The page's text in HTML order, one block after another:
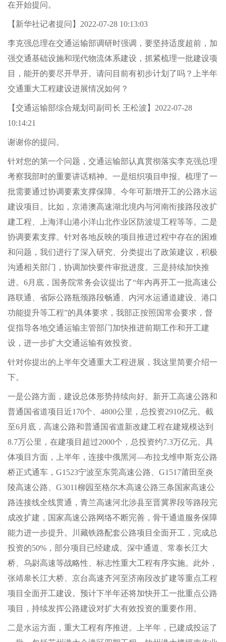
在开始提问。
【新华社记者提问】2022-07-28 10:13:03
李克强总理在交通运输部调研时强调，要坚持适度超前，加
强交通基础设施和现代物流体系建设，抓紧梳理一批建设项
目，能开的要尽开早开。请问目前有初步计划了吗？上半年
交通重大工程建设进展情况如何？
【交通运输部综合规划司副司长 王松波】2022-07-28
10:14:21
谢谢你的提问。
针对您的第一个问题，交通运输部认真贯彻落实李克强总理
考察我部时的重要讲话精神。一是组织项目申报。梳理了一
批需要通过协调要素支撑保障、今年可新增开工的公路水运
建设项目。比如，京港澳高速湖北境内与河南衔接路段改扩
建工程、上海洋山港小洋山北作业区防波堤工程等等。二是
协调要素支撑。针对各地反映的项目推进过程中存在的困难
和问题，我们进行了深入研究、分类提出了政策建议，积极
沟通相关部门，协调加快要件审批进度。三是持续加快推
进。6月底，国务院常务会议提出了“年内再开工一批高速公
路联通、省际公路瓶颈路段畅通、内河水运通道建设、港口
功能提升等工程”的具体要求，我部正按照国常会要求，督
促指导各地交通运输主管部门加快推进前期工作和开工建
设，进一步扩大交通运输有效投资。
针对你提出的上半年交通重大工程进展，我这里简要介绍一
下。
一是公路方面，建设总体形势持续向好。新开工高速公路和
普通国省道项目近170个、4800公里，总投资2910亿元。截
至6月底，高速公路和普通国省道新改建工程在建规模达到
8.7万公里，在建项目超过2000个，总投资约7.3万亿元。具
体项目方面，上半年，连接中俄黑河—布拉戈维申斯克公路
桥正式通车，G1523宁波至东莞高速公路、G1517莆田至炎
陵高速公路、G3011柳园至格尔木高速公路三条国家高速公
路连接线全线贯通，青兰高速河北涉县至晋冀界段等路段完
成改扩建，国家高速公路网络不断完善，骨干通道服务保障
能力进一步提升。川藏铁路配套公路项目全面开工，完成总
投资的50%，部分项目已经建成。深中通道、常泰长江大
桥、乌尉高速等战略性、标志性重大工程有序实施。此外，
张靖皋长江大桥、京台高速齐河至济南段改扩建等重点工程
项目全面开工建设。预计下半年还将加快开工一批重点公路
项目，持续发挥公路建设对扩大有效投资的重要作用。
二是水运方面，重大工程有序推进。上半年，已建成投运了